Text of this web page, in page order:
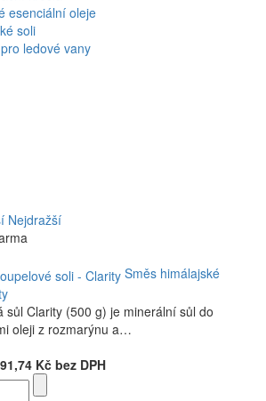
esenciální oleje
soli
ledové vany
Nejdražší
Směs himálajské
sůl Clarity (500 g) je minerální sůl do
oleji z rozmarýnu a…
Kč bez DPH